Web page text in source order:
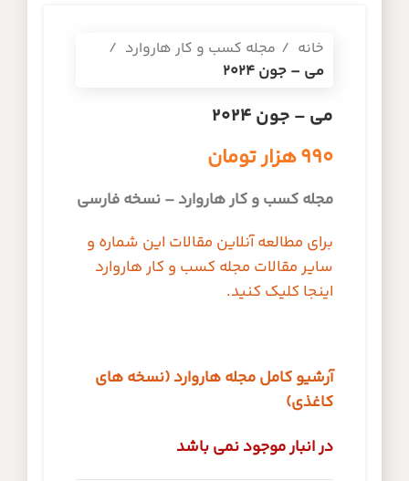
خانه
مجله کسب و کار هاروارد
می – جون ۲۰۲۴
می – جون ۲۰۲۴
۹۹۰هزار تومان
مجله کسب و کار هاروارد – نسخه فارسی
برای مطالعه آنلاین مقالات این شماره و
سایر مقالات مجله کسب و کار هاروارد
اینجا کلیک کنید.
آرشیو کامل مجله هاروارد (نسخه های
کاغذی)
در انبار موجود نمی باشد